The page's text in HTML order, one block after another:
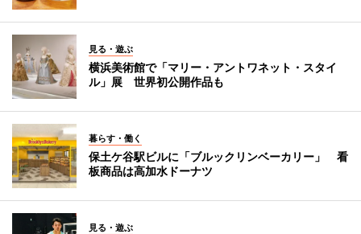
見る・遊ぶ
横浜美術館で「マリー・アントワネット・スタイ
ル」展 世界初公開作品も
暮らす・働く
保土ケ谷駅ビルに「ブルックリンベーカリー」 看
板商品は高加水ドーナツ
見る・遊ぶ